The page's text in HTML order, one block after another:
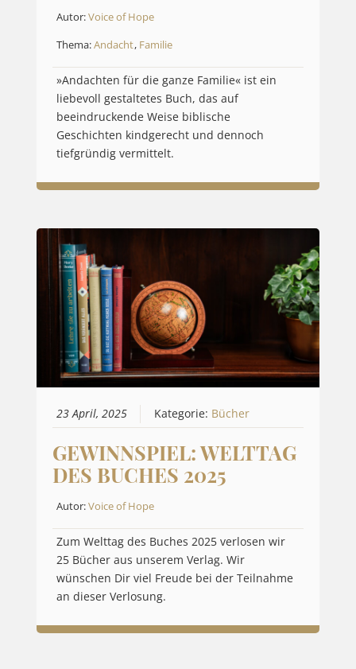
Autor:Voice of Hope
Thema:Andacht, Familie
»Andachten für die ganze Familie« ist ein
liebevoll gestaltetes Buch, das auf
beeindruckende Weise biblische
Geschichten kindgerecht und dennoch
tiefgründig vermittelt.
23 April, 2025 Kategorie: Bücher
GEWINNSPIEL: WELTTAG
DES BUCHES 2025
Autor:Voice of Hope
Zum Welttag des Buches 2025 verlosen wir
25 Bücher aus unserem Verlag. Wir
wünschen Dir viel Freude bei der Teilnahme
an dieser Verlosung.